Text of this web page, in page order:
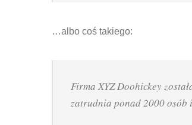
…albo coś takiego:
Firma XYZ Doohickey
zatrudnia ponad 2000 osób